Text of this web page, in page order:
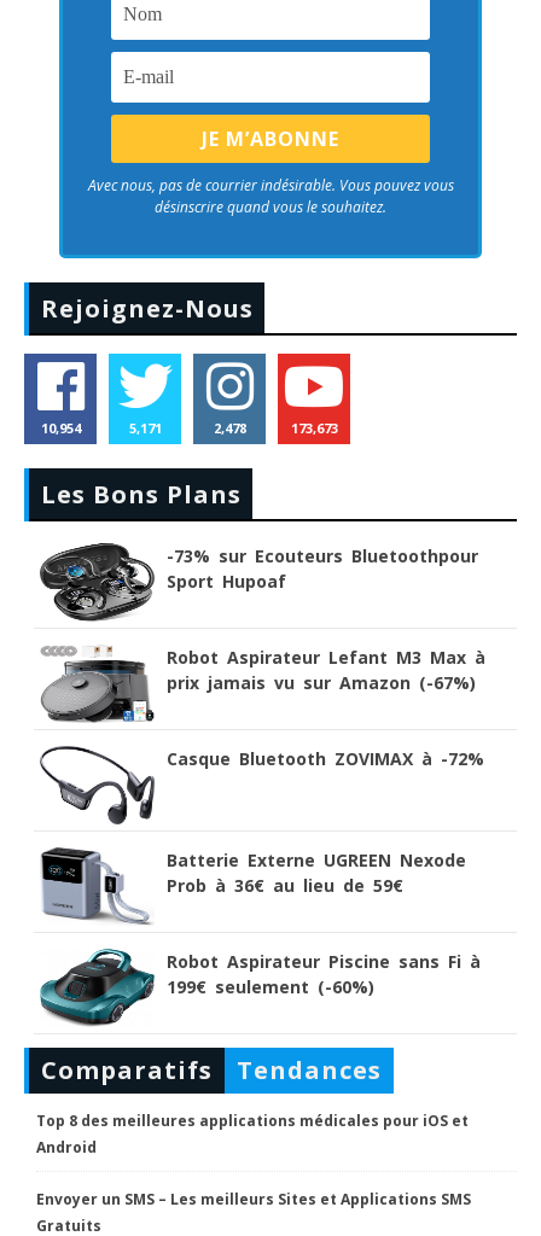
Avec nous, pas de courrier indésirable. Vous pouvez vous
désinscrire quand vous le souhaitez.
Rejoignez-Nous
10,954 5,171 2,478 173,673
Les Bons Plans
-73% sur Ecouteurs Bluetoothpour
Sport Hupoaf
Robot Aspirateur Lefant M3 Max à
prix jamais vu sur Amazon (-67%)
Casque Bluetooth ZOVIMAX à -72%
Batterie Externe UGREEN Nexode
Prob à 36€ au lieu de 59€
Robot Aspirateur Piscine sans Fi à
199€ seulement (-60%)
Comparatifs Tendances
Top 8 des meilleures applications médicales pour iOS et
Android
Envoyer un SMS – Les meilleurs Sites et Applications SMS
Gratuits